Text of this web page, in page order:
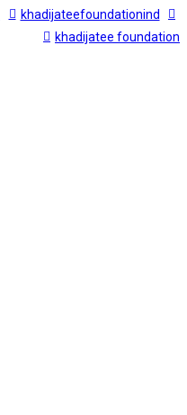
khadijateefoundationind
khadijatee foundation